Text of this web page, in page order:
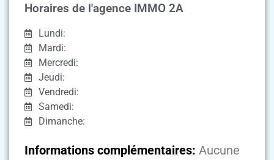
Horaires de l'agence IMMO 2A
Lundi:
Mardi:
Mercredi:
Jeudi:
Vendredi:
Samedi:
Dimanche:
Informations complémentaires: Aucune